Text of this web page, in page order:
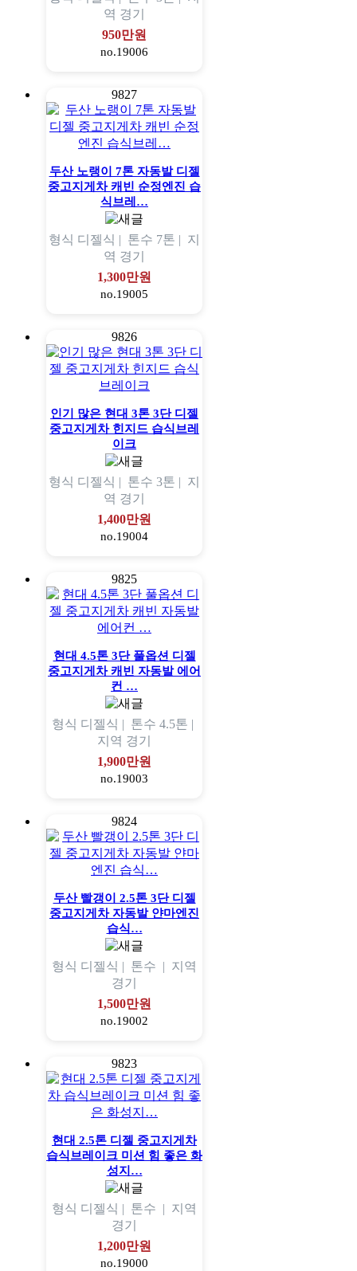
역 경기
950만원
no.19006
9827
두산 노랭이 7톤 자동발 디젤
중고지게차 캐빈 순정엔진 습
식브레…
형식 디젤식 | 톤수 7톤 | 지
역 경기
1,300만원
no.19005
9826
인기 많은 현대 3톤 3단 디젤
중고지게차 힌지드 습식브레
이크
형식 디젤식 | 톤수 3톤 | 지
역 경기
1,400만원
no.19004
9825
현대 4.5톤 3단 풀옵션 디젤
중고지게차 캐빈 자동발 에어
컨 …
형식 디젤식 | 톤수 4.5톤 |
지역 경기
1,900만원
no.19003
9824
두산 빨갱이 2.5톤 3단 디젤
중고지게차 자동발 얀마엔진
습식…
형식 디젤식 | 톤수 | 지역
경기
1,500만원
no.19002
9823
현대 2.5톤 디젤 중고지게차
습식브레이크 미션 힘 좋은 화
성지…
형식 디젤식 | 톤수 | 지역
경기
1,200만원
no.19000